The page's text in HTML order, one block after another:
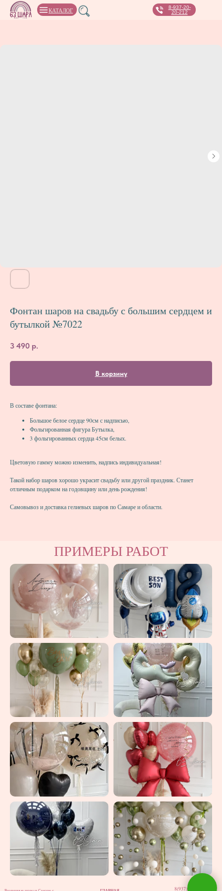
8-937-20-
20-212
КАТАЛОГ
Фонтан шаров на свадьбу с большим сердцем и
бутылкой №7022
3 490 р.
В корзину
В составе фонтана:
Большое белое сердце 90см с надписью,
Фольгированная фигура Бутылка,
3 фольгированных сердца 45см белых.
Цветовую гамму можно изменить, надпись индивидуальная!
Такой набор шаров хорошо украсит свадьбу или другой праздник. Станет
отличным подарком на годовщину или день рождения!
Самовывоз и доставка гелиевых шаров по Самаре и области.
ПРИМЕРЫ РАБОТ
8(937)202-02-12